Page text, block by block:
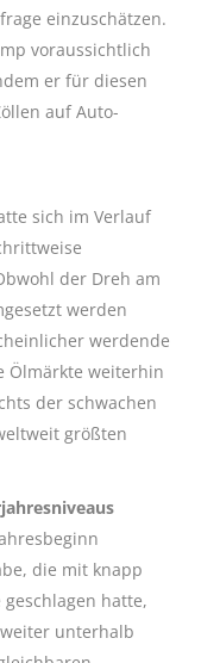
einzuschätzen.
voraussichtlich
er für diesen
auf Auto-
sich im Verlauf
der Dreh am
werden
werdende
Ölmärkte weiterhin
der schwachen
größten
die mit knapp
hatte,
unterhalb